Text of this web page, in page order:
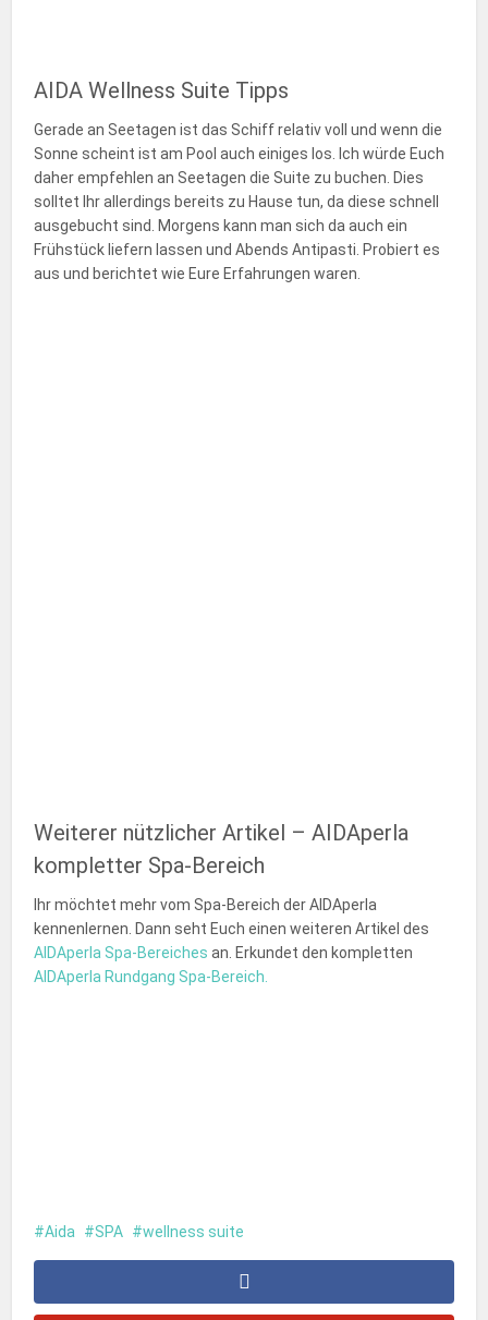
AIDA Wellness Suite Tipps
Gerade an Seetagen ist das Schiff relativ voll und wenn die
Sonne scheint ist am Pool auch einiges los. Ich würde Euch
daher empfehlen an Seetagen die Suite zu buchen. Dies
solltet Ihr allerdings bereits zu Hause tun, da diese schnell
ausgebucht sind. Morgens kann man sich da auch ein
Frühstück liefern lassen und Abends Antipasti. Probiert es
aus und berichtet wie Eure Erfahrungen waren.
Weiterer nützlicher Artikel – AIDAperla
kompletter Spa-Bereich
Ihr möchtet mehr vom Spa-Bereich der AIDAperla
kennenlernen. Dann seht Euch einen weiteren Artikel des
AIDAperla Spa-Bereiches an. Erkundet den kompletten
AIDAperla Rundgang Spa-Bereich.
Aida SPA wellness suite